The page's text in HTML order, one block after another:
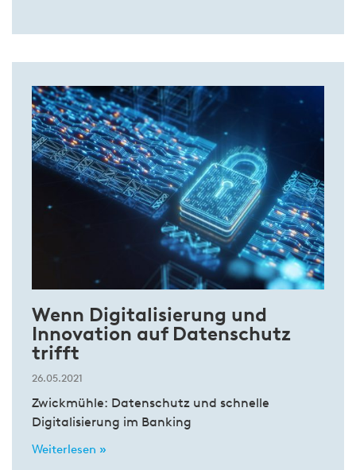
Wenn Digitalisierung und
Innovation auf Datenschutz
trifft
26.05.2021
Zwickmühle: Datenschutz und schnelle
Digitalisierung im Banking
Weiterlesen »